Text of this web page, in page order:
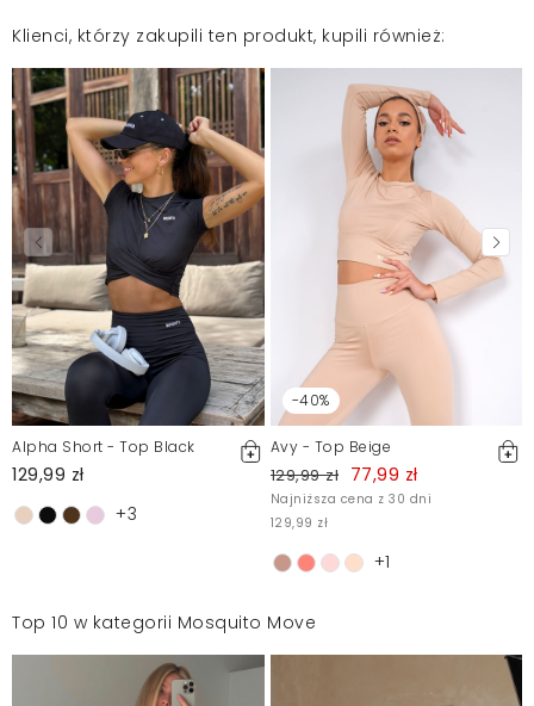
Klienci, którzy zakupili ten produkt, kupili również:
Alpha Short - Top Black
129,99 zł
+3
-40%
Avy - Top Beige
129,99 zł 77,99 zł
Najniższa cena z 30 dni
129,99 zł
+1
Top 10 w kategorii Mosquito Move